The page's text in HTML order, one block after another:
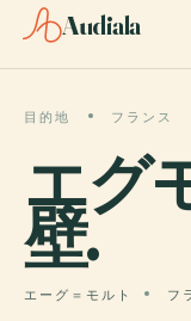
Audiala
目的地 フランス
エグ
壁.
エーグ＝モルト フ